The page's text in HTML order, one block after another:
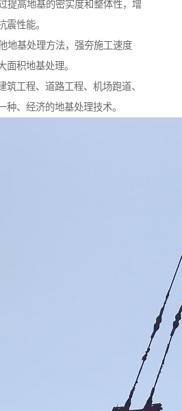
提高地基的密实度和整体性，增
震性能。
地基处理方法，强夯施工速度
面积地基处理。
筑工程、道路工程、机场跑道、
种、经济的地基处理技术。